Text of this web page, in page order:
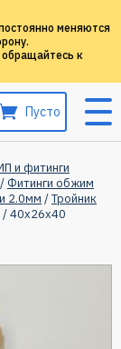
меняются
обращайтесь к
Пусто
и фитинги
/ Фитинги обжим
2.0мм /Тройник
/ 40х26х40